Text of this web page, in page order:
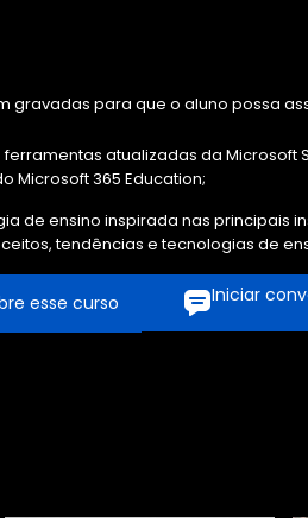
gravadas para que o aluno possa
ferramentas atualizadas da Microsoft
Microsoft 365 Education;
de ensino inspirada nas principais
tendências e tecnologias de
esse curso Iniciar